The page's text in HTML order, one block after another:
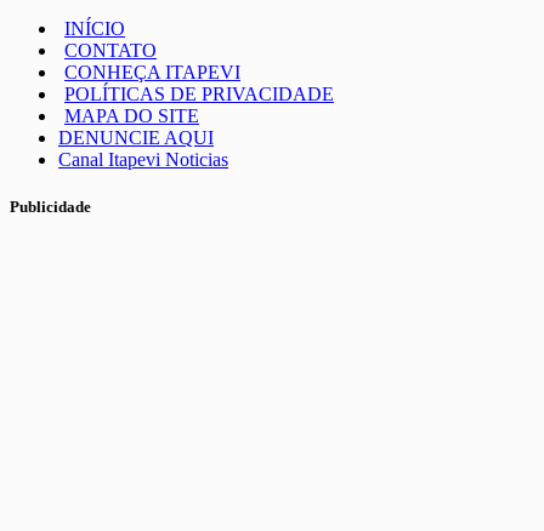
INÍCIO
CONTATO
CONHEÇA ITAPEVI
POLÍTICAS DE PRIVACIDADE
MAPA DO SITE
DENUNCIE AQUI
Canal Itapevi Noticias
Publicidade